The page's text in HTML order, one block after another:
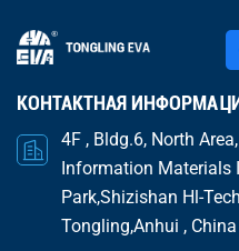
КОНТАКТНАЯ
4F , Bldg.6, North
Information Materials
Park,Shizishan Hl-
Tongling,Anhui , China